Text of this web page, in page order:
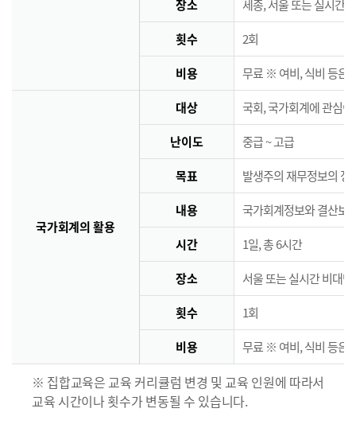
장소 세종, 서울 또는 실시간
횟수 2회
비용 무료 ※ 여비, 식비 등은
국가회계의 활용
대상 국회, 국가회계에 관심
난이도 중급 ~ 고급
목표 발생주의 재무정보의 정
내용 국가회계정보와 결산보
시간 1일, 총 6시간
장소 서울 또는 실시간 비대
횟수 1회
비용 무료 ※ 여비, 식비 등은
※ 집합교육은 교육 커리큘럼 변경 및 교육 인원에 따라서
교육 시간이나 횟수가 변동될 수 있습니다.